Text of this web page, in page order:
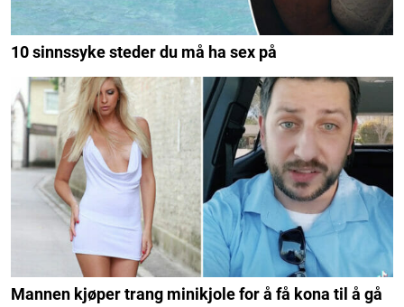
10 sinnssyke steder du må ha sex på
Mannen kjøper trang minikjole for å få kona til å gå